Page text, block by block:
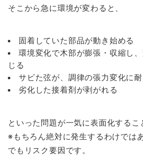
そこから急に環境が変わると、
固着していた部品が動き始める
環境変化で木部が膨張・収縮し
じる
サビた弦が、調律の張力変化に
劣化した接着剤が剥がれる
といった問題が一気に表面化するこ
※もちろん絶対に発生するわけでは
でもリスク要因です。